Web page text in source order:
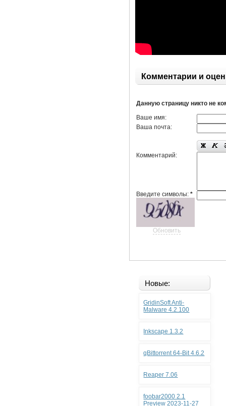
Комментарии и
Данную страницу никто не
Ваше имя:
Ваша почта:
Комментарий:
Введите символы:*
Обновить
Новые:
GridinSoft Anti-
Malware 4.2.100
Inkscape 1.3.2
qBittorrent 64-Bit 4.6.2
Reaper 7.06
foobar2000 2.1
Preview 2023-11-27